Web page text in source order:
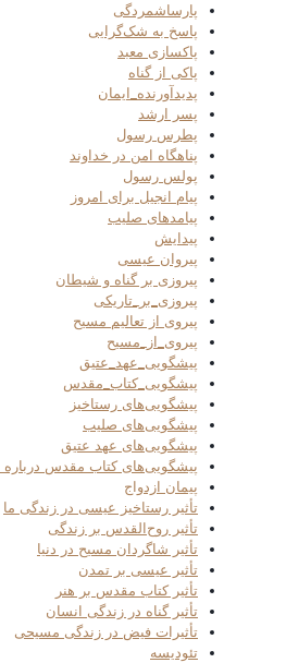
پارساشمردگی
پاسخ به شک‌گرایی
پاکسازی معبد
پاکی از گناه
پدیدآورنده_ایمان
پسر ارشد
پطرس رسول
پناهگاه امن در خداوند
پولس رسول
پیام انجیل برای امروز
پیامدهای صلیب
پیدایش
پیروان عیسی
پیروزی بر گناه و شیطان
پیروزی_بر_تاریکی
پیروی از تعالیم مسیح
پیروی_از_مسیح
پیشگویی_عهد_عتیق
پیشگویی_کتاب_مقدس
پیشگویی‌های رستاخیز
پیشگویی‌های صلیب
پیشگویی‌های عهد عتیق
پیشگویی‌های کتاب مقدس
پیمان ازدواج
تأثیر رستاخیز عیسی در زندگی ما
تأثیر روح‌القدس بر زندگی
تأثیر شاگردان مسیح در دنیا
تأثیر عیسی بر تمدن
تأثیر کتاب مقدس بر هنر
تأثیر گناه در زندگی انسان
تأثیرات فیض در زندگی مسیحی
تئودیسه